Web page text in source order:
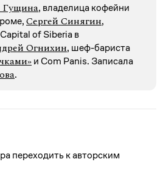
, владелица кофейни
Сергей Синягин,
of Siberia в
Огнихин, шеф-бариста
и Com Panis. Записалa
.
переходить к авторским